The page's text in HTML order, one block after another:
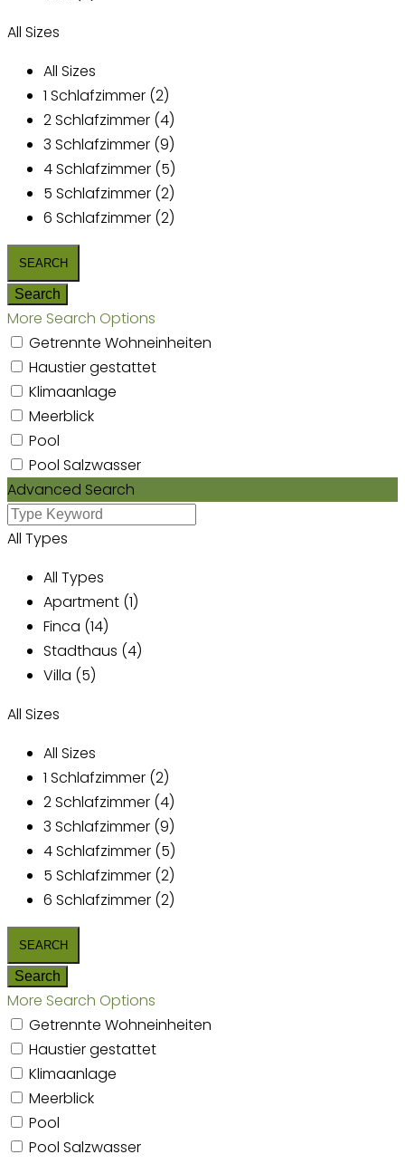
All Sizes
All Sizes
1 Schlafzimmer (2)
2 Schlafzimmer (4)
3 Schlafzimmer (9)
4 Schlafzimmer (5)
5 Schlafzimmer (2)
6 Schlafzimmer (2)
More Search Options
Getrennte Wohneinheiten
Haustier gestattet
Klimaanlage
Meerblick
Pool
Pool Salzwasser
Advanced Search
All Types
All Types
Apartment (1)
Finca (14)
Stadthaus (4)
Villa (5)
All Sizes
All Sizes
1 Schlafzimmer (2)
2 Schlafzimmer (4)
3 Schlafzimmer (9)
4 Schlafzimmer (5)
5 Schlafzimmer (2)
6 Schlafzimmer (2)
More Search Options
Getrennte Wohneinheiten
Haustier gestattet
Klimaanlage
Meerblick
Pool
Pool Salzwasser